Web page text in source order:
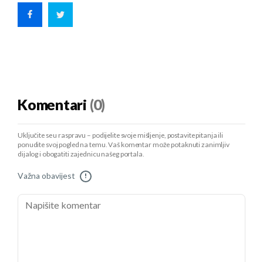
Komentari (0)
Uključite se u raspravu – podijelite svoje mišljenje, postavite pitanja ili
ponudite svoj pogled na temu. Vaš komentar može potaknuti zanimljiv
dijalog i obogatiti zajednicu našeg portala.
Važna obavijest !